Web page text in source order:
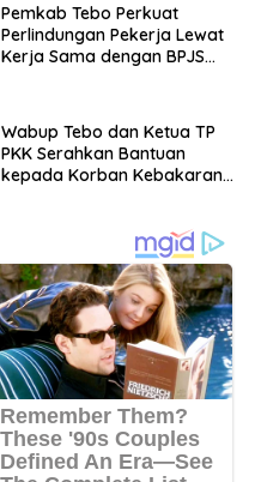
Pemkab Tebo Perkuat
Perlindungan Pekerja Lewat
Kerja Sama dengan BPJS
Wabup Tebo dan Ketua TP
PKK Serahkan Bantuan
kepada Korban Kebakaran